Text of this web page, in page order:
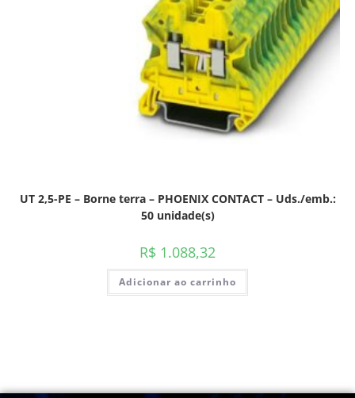
UT 2,5-PE – Borne terra – PHOENIX CONTACT – Uds./emb.:
50 unidade(s)
R$ 1.088,32
Adicionar ao carrinho